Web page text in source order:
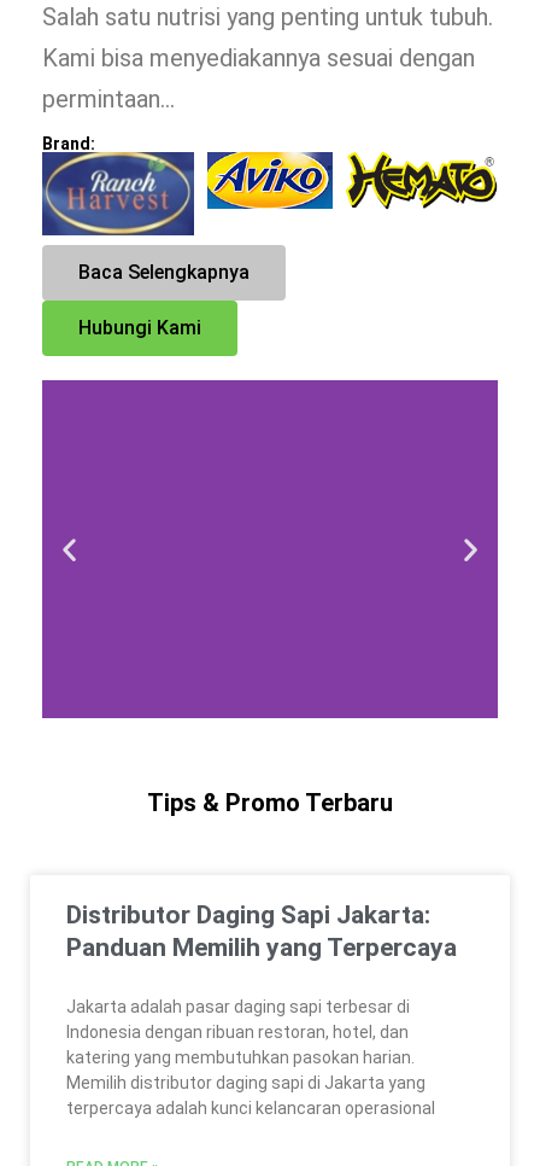
Salah satu nutrisi yang penting untuk tubuh.
Kami bisa menyediakannya sesuai dengan
permintaan…
Brand:
Baca Selengkapnya
Hubungi Kami
Tips & Promo Terbaru
Distributor Daging Sapi Jakarta:
Panduan Memilih yang Terpercaya
Jakarta adalah pasar daging sapi terbesar di
Indonesia dengan ribuan restoran, hotel, dan
katering yang membutuhkan pasokan harian.
Memilih distributor daging sapi di Jakarta yang
terpercaya adalah kunci kelancaran operasional